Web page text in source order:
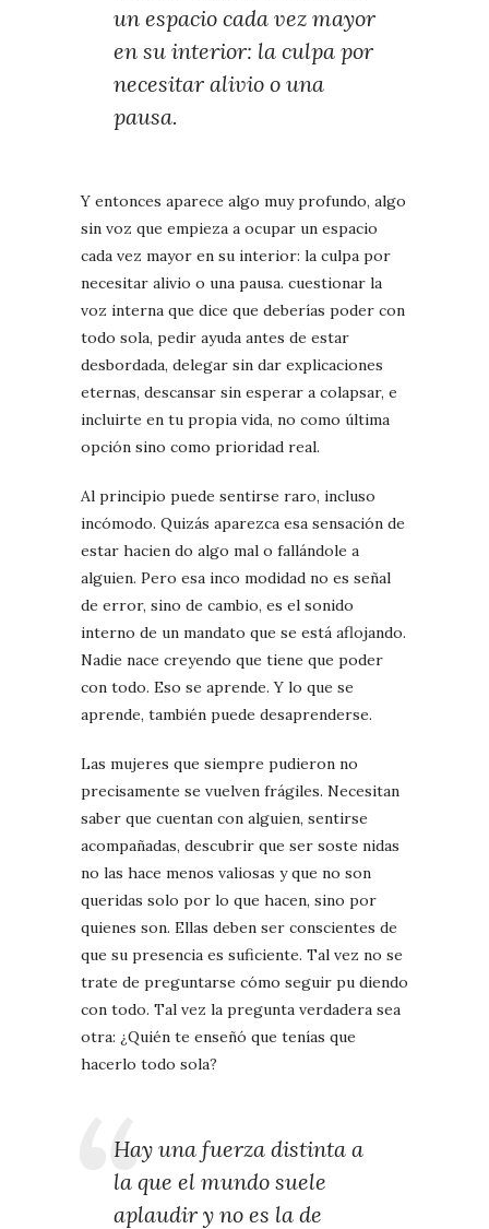
un espacio cada vez mayor
en su interior: la culpa por
necesitar alivio o una
pausa.
Y entonces aparece algo muy profundo, algo
sin voz que empieza a ocupar un espacio
cada vez mayor en su interior: la culpa por
necesitar alivio o una pausa. cuestionar la
voz interna que dice que deberías poder con
todo sola, pedir ayuda antes de estar
desbordada, delegar sin dar explicaciones
eternas, descansar sin esperar a colapsar, e
incluirte en tu propia vida, no como última
opción sino como prioridad real.
Al principio puede sentirse raro, incluso
incómodo. Quizás aparezca esa sensación de
estar hacien do algo mal o fallándole a
alguien. Pero esa inco modidad no es señal
de error, sino de cambio, es el sonido
interno de un mandato que se está aflojando.
Nadie nace creyendo que tiene que poder
con todo. Eso se aprende. Y lo que se
aprende, también puede desaprenderse.
Las mujeres que siempre pudieron no
precisamente se vuelven frágiles. Necesitan
saber que cuentan con alguien, sentirse
acompañadas, descubrir que ser soste nidas
no las hace menos valiosas y que no son
queridas solo por lo que hacen, sino por
quienes son. Ellas deben ser conscientes de
que su presencia es suficiente. Tal vez no se
trate de preguntarse cómo seguir pu diendo
con todo. Tal vez la pregunta verdadera sea
otra: ¿Quién te enseñó que tenías que
hacerlo todo sola?
Hay una fuerza distinta a
la que el mundo suele
aplaudir y no es la de